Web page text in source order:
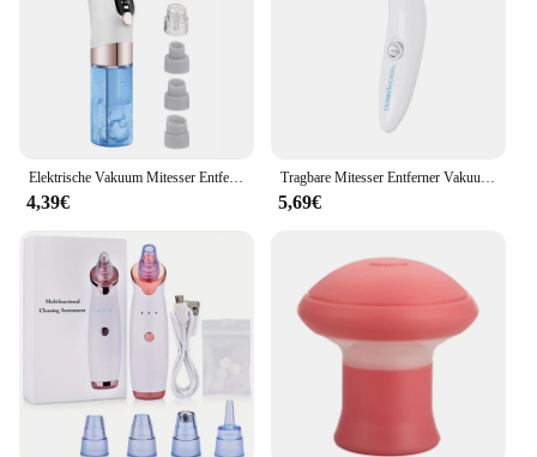
Elektrische Vakuum Mitesser Entferner Blase Wasser Zyklus Gesicht Abgestorbene Haut Akne Poren Reinigung Saug Mitesser Entfernung Instrument
4,39€
Tragbare Mitesser Entferner Vakuum Saug Akne Poren Reiniger Elektrische Gesicht Poren Reinigung Schönheit Instrument Gerät Geburtstag Geschenk
5,69€